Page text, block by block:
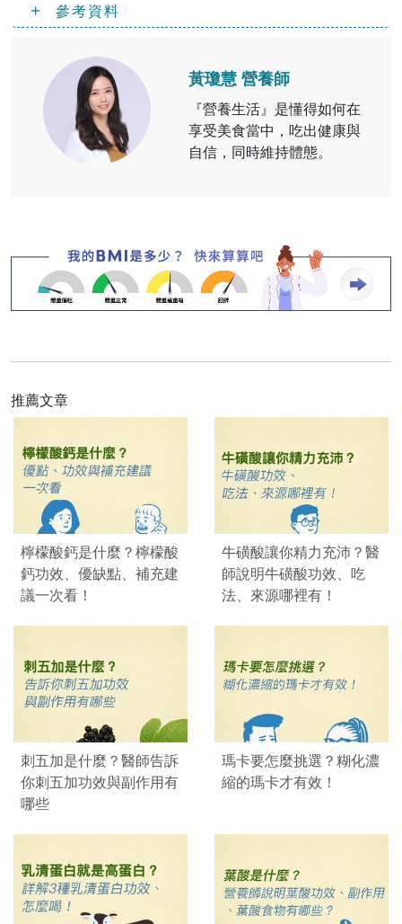
參考資料
黃瓊慧 營養師
『營養生活』是懂得如何在
享受美食當中，吃出健康與
自信，同時維持體態。
推薦文章
檸檬酸鈣是什麼？檸檬酸
鈣功效、優缺點、補充建
議一次看！
牛磺酸讓你精力充沛？醫
師說明牛磺酸功效、吃
法、來源哪裡有！
刺五加是什麼？醫師告訴
你刺五加功效與副作用有
哪些
瑪卡要怎麼挑選？糊化濃
縮的瑪卡才有效！